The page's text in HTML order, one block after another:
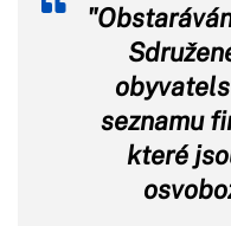
seznamu
které